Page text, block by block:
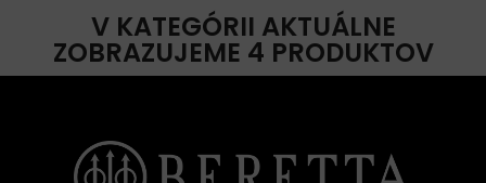
V KATEGÓRII AKTUÁLNE
ZOBRAZUJEME 4 PRODUKTOV